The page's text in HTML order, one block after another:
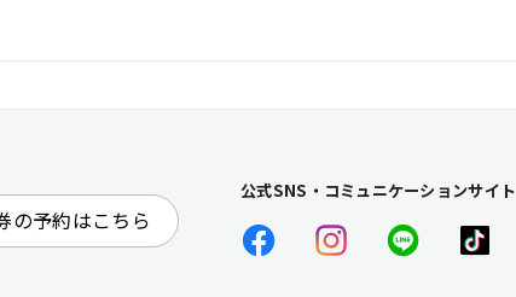
の予約はこちら
公式SNS・コミュニケーションサイト